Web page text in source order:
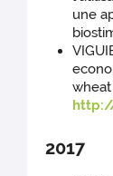
une
2017